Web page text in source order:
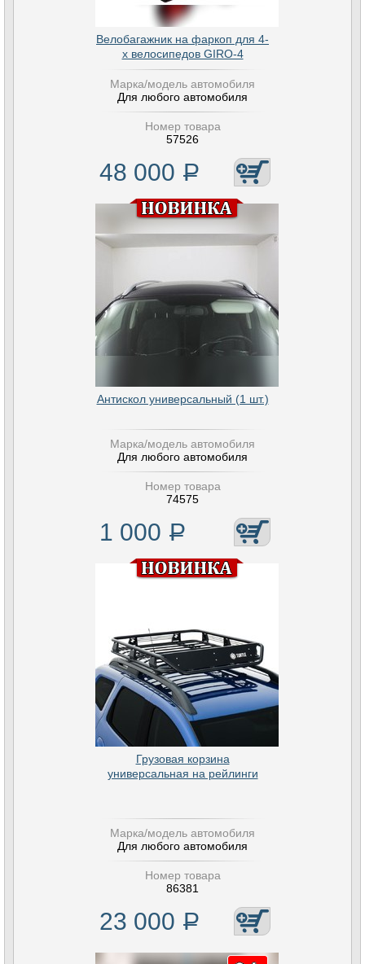
Велобагажник на фаркоп для 4-
х велосипедов GIRO-4
Марка/модель автомобиля
Для любого автомобиля
Номер товара
57526
48 000 Р
Антискол универсальный (1 шт.)
Марка/модель автомобиля
Для любого автомобиля
Номер товара
74575
1 000 Р
Грузовая корзина
универсальная на рейлинги
Марка/модель автомобиля
Для любого автомобиля
Номер товара
86381
23 000 Р